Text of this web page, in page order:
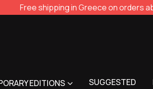
Free shipping in Greece on orders
EDITIONS SUGGESTED